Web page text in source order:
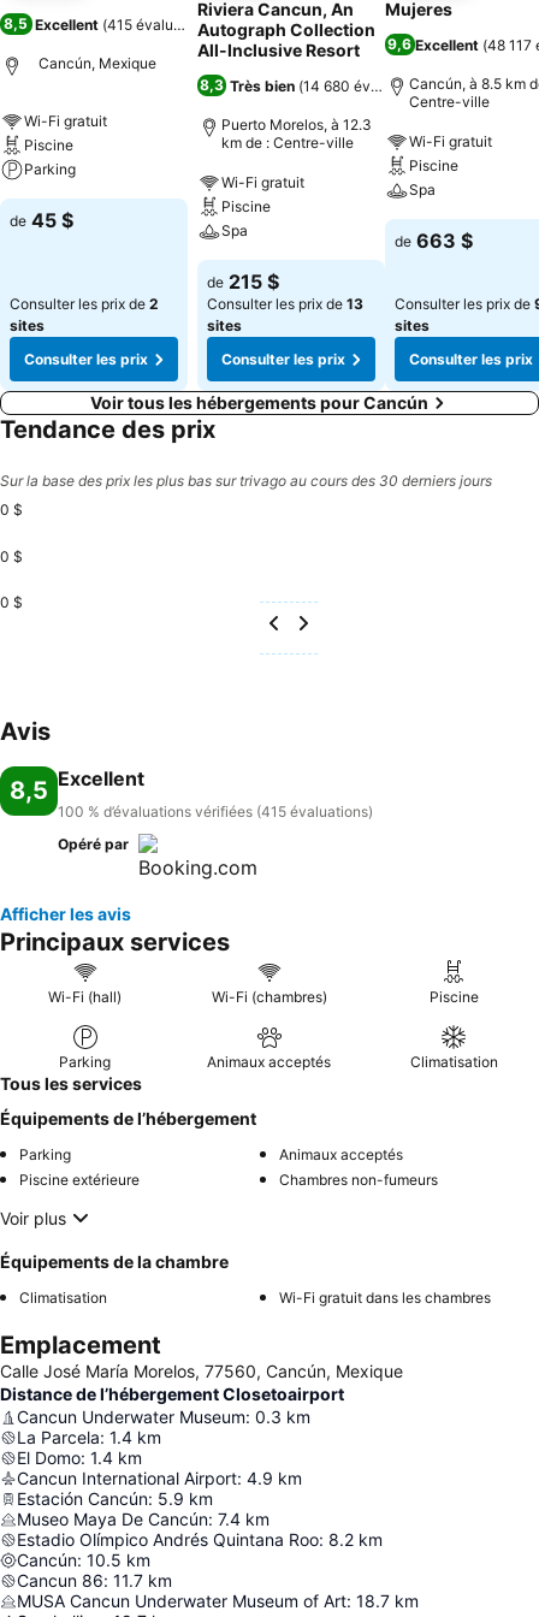
8,5 Excellent (415 évaluations)
Cancún, Mexique
Wi-Fi gratuit
Piscine
Parking
de 45 $
Consulter les prix de 2
sites
Consulter les prix
Riviera Cancun, An
Autograph Collection
All-Inclusive Resort
8,3 Très bien (14 680 évaluations)
Puerto Morelos, à 12.3
km de : Centre-ville
Wi-Fi gratuit
Piscine
Spa
de 215 $
Consulter les prix de 13
sites
Consulter les prix
Mujeres
9,6Excellent (48 117
Cancún, à 8.5 km
Centre-ville
Wi-Fi gratuit
Piscine
Spa
de 663 $
Consulter les prix de
sites
Consulter les prix
Voir tous les hébergements pour Cancún
Tendance des prix
Sur la base des prix les plus bas sur trivago au cours des 30 derniers jours
0 $
0 $
0 $
Avis
8,5 Excellent
100 % d’évaluations vérifiées (415 évaluations)
Opéré par
Afficher les avis
Principaux services
Wi-Fi (hall) Wi-Fi (chambres) Piscine
Parking Animaux acceptés Climatisation
Tous les services
Équipements de l’hébergement
Parking
Animaux acceptés
Piscine extérieure
Chambres non-fumeurs
Voir plus
Équipements de la chambre
Climatisation Wi-Fi gratuit dans les chambres
Emplacement
Calle José María Morelos, 77560, Cancún, Mexique
Distance de l’hébergement Closetoairport
Cancun Underwater Museum: 0.3 km
La Parcela: 1.4 km
El Domo: 1.4 km
Cancun International Airport: 4.9 km
Estación Cancún: 5.9 km
Museo Maya De Cancún: 7.4 km
Estadio Olímpico Andrés Quintana Roo: 8.2 km
Cancún: 10.5 km
Cancun 86: 11.7 km
MUSA Cancun Underwater Museum of Art: 18.7 km